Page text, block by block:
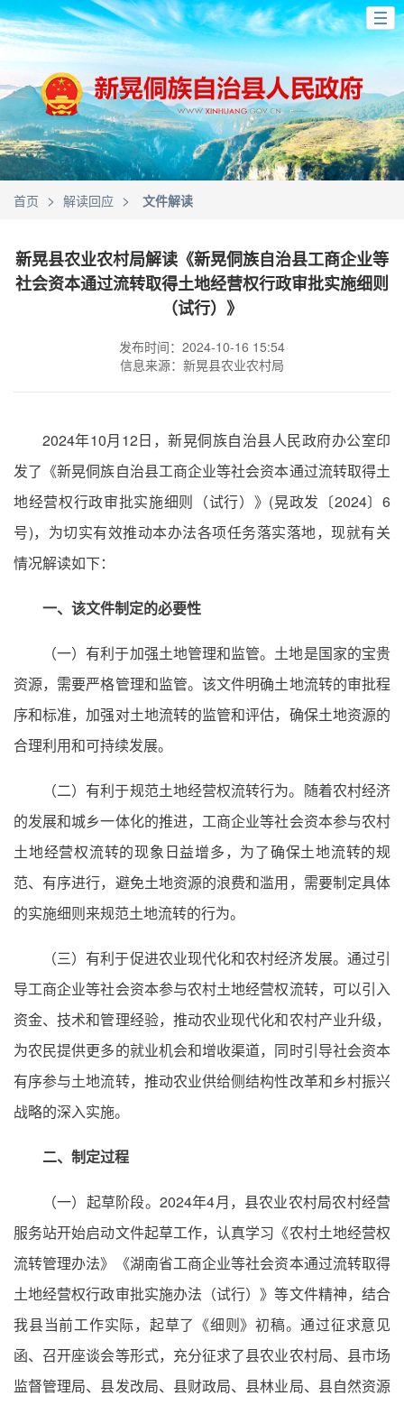
首页 > 解读回应 > 文件解读
新晃县农业农村局解读《新晃侗族自治县工商企业等
社会资本通过流转取得土地经营权行政审批实施细则
（试行）》
发布时间：2024-10-16 15:54
信息来源：新晃县农业农村局
2024年10月12日，新晃侗族自治县人民政府办公室印
发了《新晃侗族自治县工商企业等社会资本通过流转取得土
地经营权行政审批实施细则（试行）》(晃政发〔2024〕6
号)，为切实有效推动本办法各项任务落实落地，现就有关
情况解读如下：
一、该文件制定的必要性
（一）有利于加强土地管理和监管。土地是国家的宝贵
资源，需要严格管理和监管。该文件明确土地流转的审批程
序和标准，加强对土地流转的监管和评估，确保土地资源的
合理利用和可持续发展。
（二）有利于规范土地经营权流转行为。随着农村经济
的发展和城乡一体化的推进，工商企业等社会资本参与农村
土地经营权流转的现象日益增多，为了确保土地流转的规
范、有序进行，避免土地资源的浪费和滥用，需要制定具体
的实施细则来规范土地流转的行为。
（三）有利于促进农业现代化和农村经济发展。通过引
导工商企业等社会资本参与农村土地经营权流转，可以引入
资金、技术和管理经验，推动农业现代化和农村产业升级，
为农民提供更多的就业机会和增收渠道，同时引导社会资本
有序参与土地流转，推动农业供给侧结构性改革和乡村振兴
战略的深入实施。
二、制定过程
（一）起草阶段。2024年4月，县农业农村局农村经营
服务站开始启动文件起草工作，认真学习《农村土地经营权
流转管理办法》《湖南省工商企业等社会资本通过流转取得
土地经营权行政审批实施办法（试行）》等文件精神，结合
我县当前工作实际，起草了《细则》初稿。通过征求意见
函、召开座谈会等形式，充分征求了县农业农村局、县市场
监督管理局、县发改局、县财政局、县林业局、县自然资源